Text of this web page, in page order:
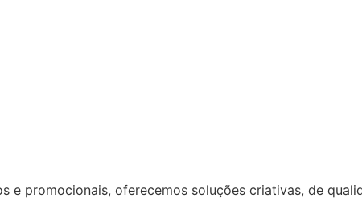
e promocionais, oferecemos soluções criativas, de